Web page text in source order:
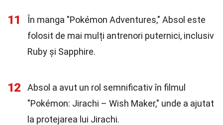
11
În manga "Pokémon Adventures," Absol este
folosit de mai mulți antrenori puternici, inclusiv
Ruby și Sapphire.
12
Absol a avut un rol semnificativ în filmul
"Pokémon: Jirachi – Wish Maker," unde a ajutat
la protejarea lui Jirachi.